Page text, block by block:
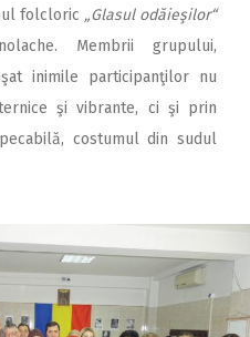
folcloric „Glasul odăieşilor“
Membrii grupului,
inimile participanţilor nu
şi vibrante, ci şi prin
costumul din sudul